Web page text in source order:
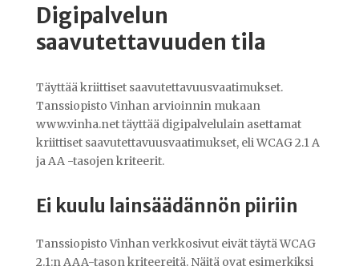
Digipalvelun
saavutettavuuden tila
Täyttää kriittiset saavutettavuusvaatimukset.
Tanssiopisto Vinhan arvioinnin mukaan
www.vinha.net täyttää digipalvelulain asettamat
kriittiset saavutettavuusvaatimukset, eli WCAG 2.1 A
ja AA -tasojen kriteerit.
Ei kuulu lainsäädännön piiriin
Tanssiopisto Vinhan verkkosivut eivät täytä WCAG
2.1:n AAA-tason kriteereitä. Näitä ovat esimerkiksi